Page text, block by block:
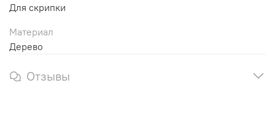
Для скрипки
Материал
Дерево
Отзывы